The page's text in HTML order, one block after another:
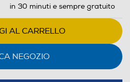
in 30 minuti e sempre gratuito
AL CARRELLO
NEGOZIO